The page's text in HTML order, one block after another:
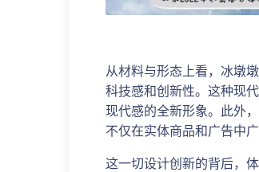
从材料与形态上看，冰墩
科技感和创新性。这种现
现代感的全新形象。此外
不仅在实体商品和广告中
这一切设计创新的背后，